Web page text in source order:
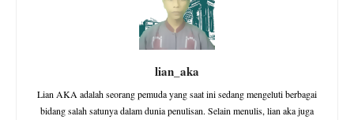
lian_aka
Lian AKA adalah seorang pemuda yang saat ini sedang mengeluti berbagai
bidang salah satunya dalam dunia penulisan. Selain menulis, lian aka juga